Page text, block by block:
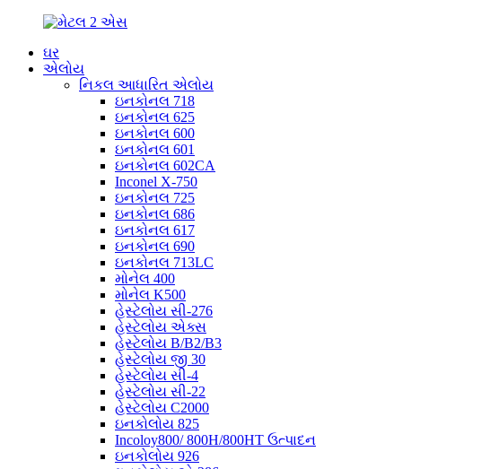
ઘર
એલોય
નિકલ આધારિત એલોય
ઇનકોનલ 718
ઇનકોનલ 625
ઇનકોનલ 600
ઇનકોનલ 601
ઇનકોનલ 602CA
Inconel X-750
ઇનકોનલ 725
ઇનકોનલ 686
ઇનકોનલ 617
ઇનકોનલ 690
ઇનકોનલ 713LC
મોનેલ 400
મોનેલ K500
હેસ્ટેલોય સી-276
હેસ્ટેલોય એક્સ
હેસ્ટેલોય B/B2/B3
હેસ્ટેલોય જી 30
હેસ્ટેલોય સી-4
હેસ્ટેલોય સી-22
હેસ્ટેલોય C2000
ઇનકોલોય 825
Incoloy800/ 800H/800HT ઉત્પાદન
ઇનકોલોય 926